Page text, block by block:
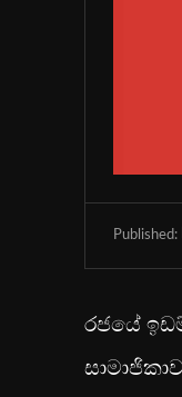
Published:
රජයේ